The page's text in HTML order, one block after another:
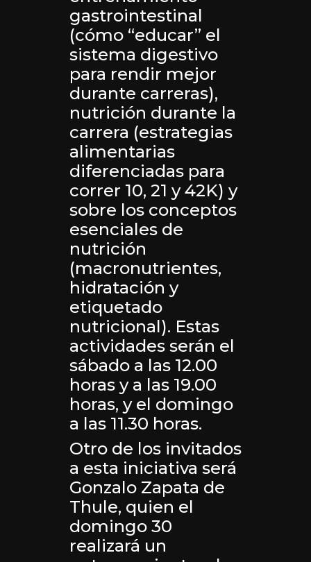
gastrointestinal
(cómo “educar” el
sistema digestivo
para rendir mejor
durante carreras),
nutrición durante la
carrera (estrategias
alimentarias
diferenciadas para
correr 10, 21 y 42K) y
sobre los conceptos
esenciales de
nutrición
(macronutrientes,
hidratación y
etiquetado
nutricional). Estas
actividades serán el
sábado a las 12.00
horas y a las 19.00
horas, y el domingo
a las 11.30 horas.
Otro de los invitados
a esta iniciativa será
Gonzalo Zapata de
Thule, quien el
domingo 30
realizará un